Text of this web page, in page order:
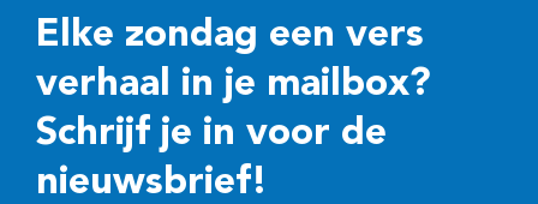
Elke zondag een vers
verhaal in je mailbox?
Schrijf je in voor de
nieuwsbrief!